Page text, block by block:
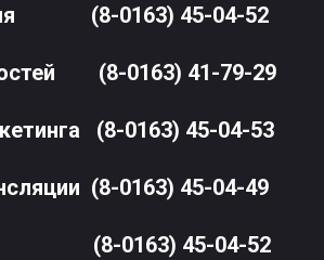
(8-0163) 45-04-52
(8-0163) 41-79-29
(8-0163) 45-04-53
(8-0163) 45-04-49
45-04-52